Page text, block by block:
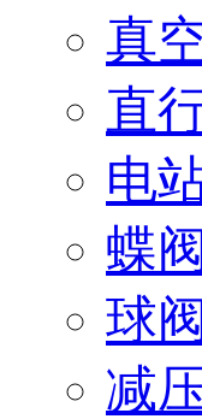
真
直
电
蝶
球
减